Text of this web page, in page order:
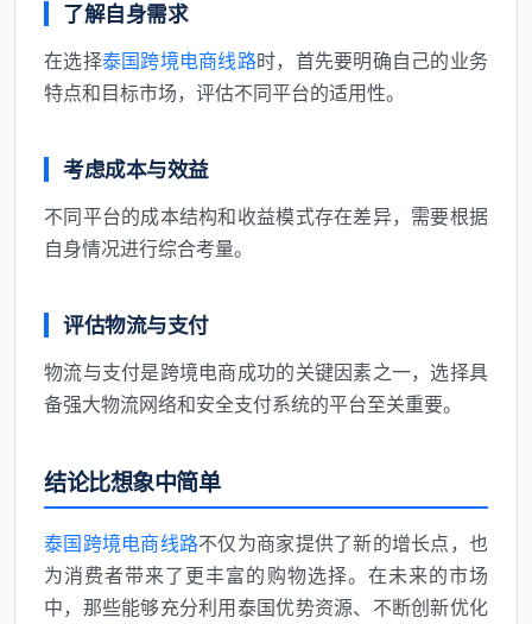
了解自身需求
在选择泰国跨境电商线路时，首先要明确自己的业务
特点和目标市场，评估不同平台的适用性。
考虑成本与效益
不同平台的成本结构和收益模式存在差异，需要根据
自身情况进行综合考量。
评估物流与支付
物流与支付是跨境电商成功的关键因素之一，选择具
备强大物流网络和安全支付系统的平台至关重要。
结论比想象中简单
泰国跨境电商线路不仅为商家提供了新的增长点，也
为消费者带来了更丰富的购物选择。在未来的市场
中，那些能够充分利用泰国优势资源、不断创新优化